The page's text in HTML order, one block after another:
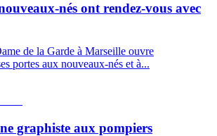
nés ont rendez-vous avec
de la Garde à Marseille ouvre
portes aux nouveaux-nés et à...
graphiste aux pompiers